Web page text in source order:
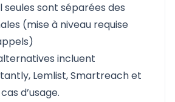
seules sont séparées des
(mise à niveau requise
incluent
Lemlist, Smartreach et
d’usage.